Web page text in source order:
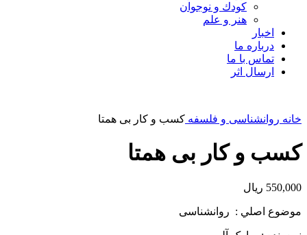
کودك و نوجوان
هنر و علم
اخبار
درباره ما
تماس با ما
ارسال اثر
خانه روانشناسی و فلسفه کسب و کار بی همتا
کسب و کار بی همتا
550,000 ریال
موضوع اصلي : روانشناسی